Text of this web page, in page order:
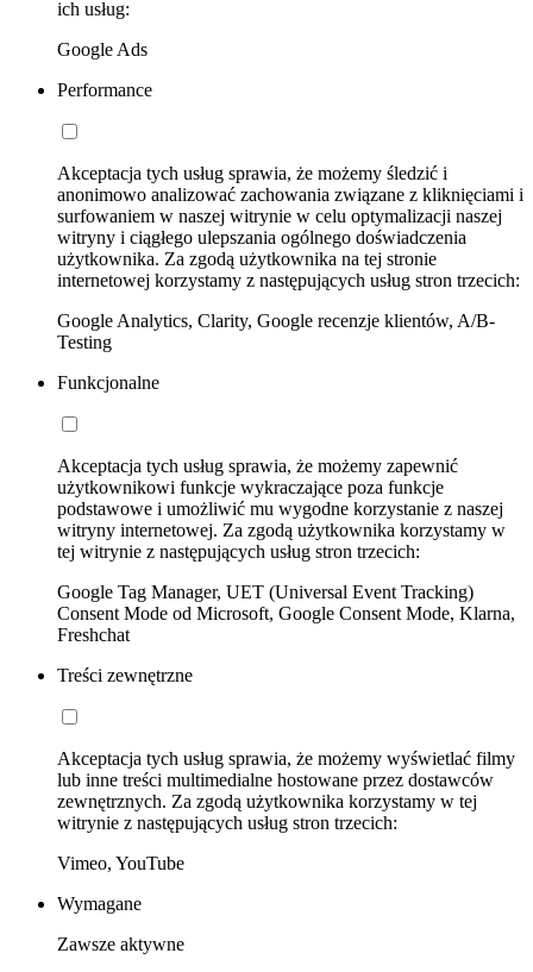
ich usług:
Google Ads
Performance
Akceptacja tych usług sprawia, że możemy śledzić i
anonimowo analizować zachowania związane z kliknięciami i
surfowaniem w naszej witrynie w celu optymalizacji naszej
witryny i ciągłego ulepszania ogólnego doświadczenia
użytkownika. Za zgodą użytkownika na tej stronie
internetowej korzystamy z następujących usług stron trzecich:
Google Analytics, Clarity, Google recenzje klientów, A/B-
Testing
Funkcjonalne
Akceptacja tych usług sprawia, że możemy zapewnić
użytkownikowi funkcje wykraczające poza funkcje
podstawowe i umożliwić mu wygodne korzystanie z naszej
witryny internetowej. Za zgodą użytkownika korzystamy w
tej witrynie z następujących usług stron trzecich:
Google Tag Manager, UET (Universal Event Tracking)
Consent Mode od Microsoft, Google Consent Mode, Klarna,
Freshchat
Treści zewnętrzne
Akceptacja tych usług sprawia, że możemy wyświetlać filmy
lub inne treści multimedialne hostowane przez dostawców
zewnętrznych. Za zgodą użytkownika korzystamy w tej
witrynie z następujących usług stron trzecich:
Vimeo, YouTube
Wymagane
Zawsze aktywne